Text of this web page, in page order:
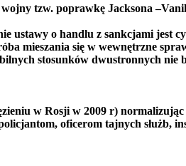
tzw. poprawkę Jacksona
ustawy o handlu z sankcjami jest
mieszania się w wewnętrzne
stosunków dwustronnych nie
w Rosji w 2009 r)
oficerom tajnych służb,